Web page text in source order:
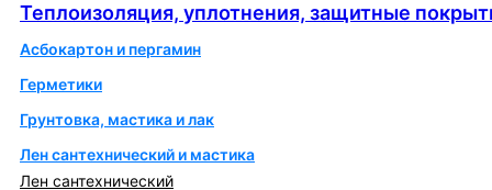
Теплоизоляция, уплотнения, защитные
Асбокартон и пергамин
Герметики
Грунтовка, мастика и лак
Лен сантехнический и мастика
Лен сантехнический